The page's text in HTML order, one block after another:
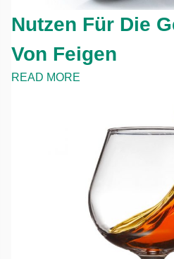
Nutzen Für Die
Von Feigen
READ MORE